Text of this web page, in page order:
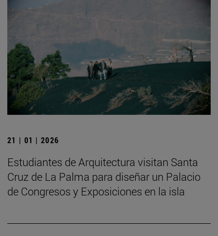
21 | 01 | 2026
Estudiantes de Arquitectura visitan Santa
Cruz de La Palma para diseñar un Palacio
de Congresos y Exposiciones en la isla